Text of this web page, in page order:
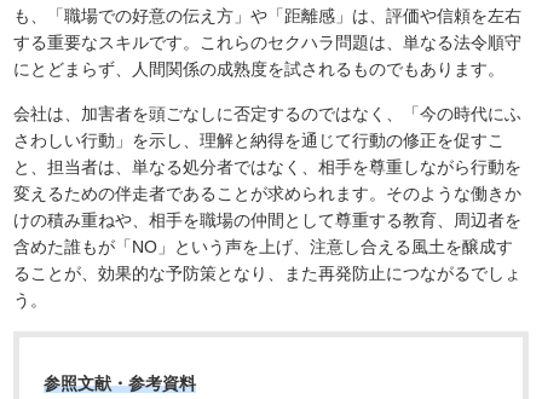
も、「職場での好意の伝え方」や「距離感」は、評価や信頼を左右
する重要なスキルです。これらのセクハラ問題は、単なる法令順守
にとどまらず、人間関係の成熟度を試されるものでもあります。
会社は、加害者を頭ごなしに否定するのではなく、「今の時代にふ
さわしい行動」を示し、理解と納得を通じて行動の修正を促すこ
と、担当者は、単なる処分者ではなく、相手を尊重しながら行動を
変えるための伴走者であることが求められます。そのような働きか
けの積み重ねや、相手を職場の仲間として尊重する教育、周辺者を
含めた誰もが「NO」という声を上げ、注意し合える風土を醸成す
ることが、効果的な予防策となり、また再発防止につながるでしょ
う。
参照文献・参考資料